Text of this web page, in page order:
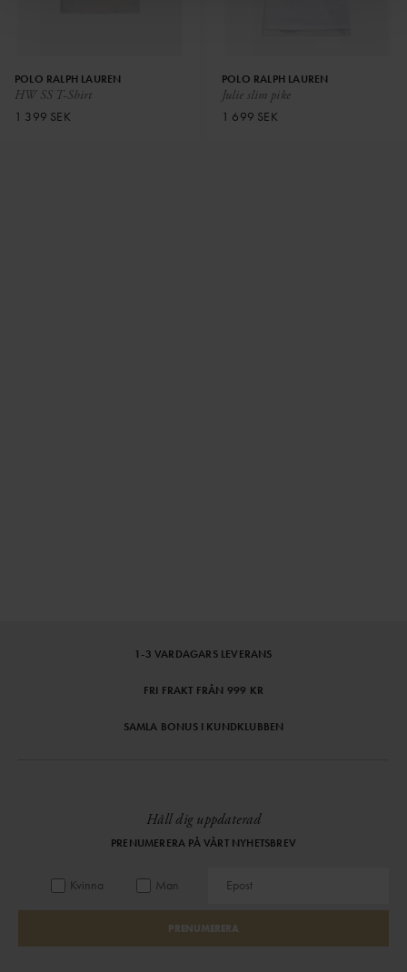
HW SS T-Shirt
POLO RALPH LAUREN
1 399 SEK
Julie slim pike
POLO RALPH LAUREN
1 699 SEK
1-3 VARDAGARS LEVERANS
FRI FRAKT FRÅN 999 KR
SAMLA BONUS I KUNDKLUBBEN
Håll dig uppdaterad
PRENUMERERA PÅ VÅRT NYHETSBREV
Kvinna Man
PRENUMERERA